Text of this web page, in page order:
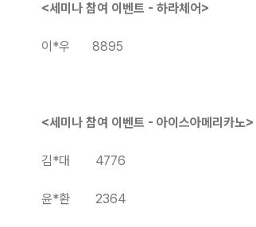
<세미나 참여 이벤트 - 하라체어>
이*우 8895
<세미나 참여 이벤트 - 아이스아메리카노>
김*대 4776
윤*환 2364